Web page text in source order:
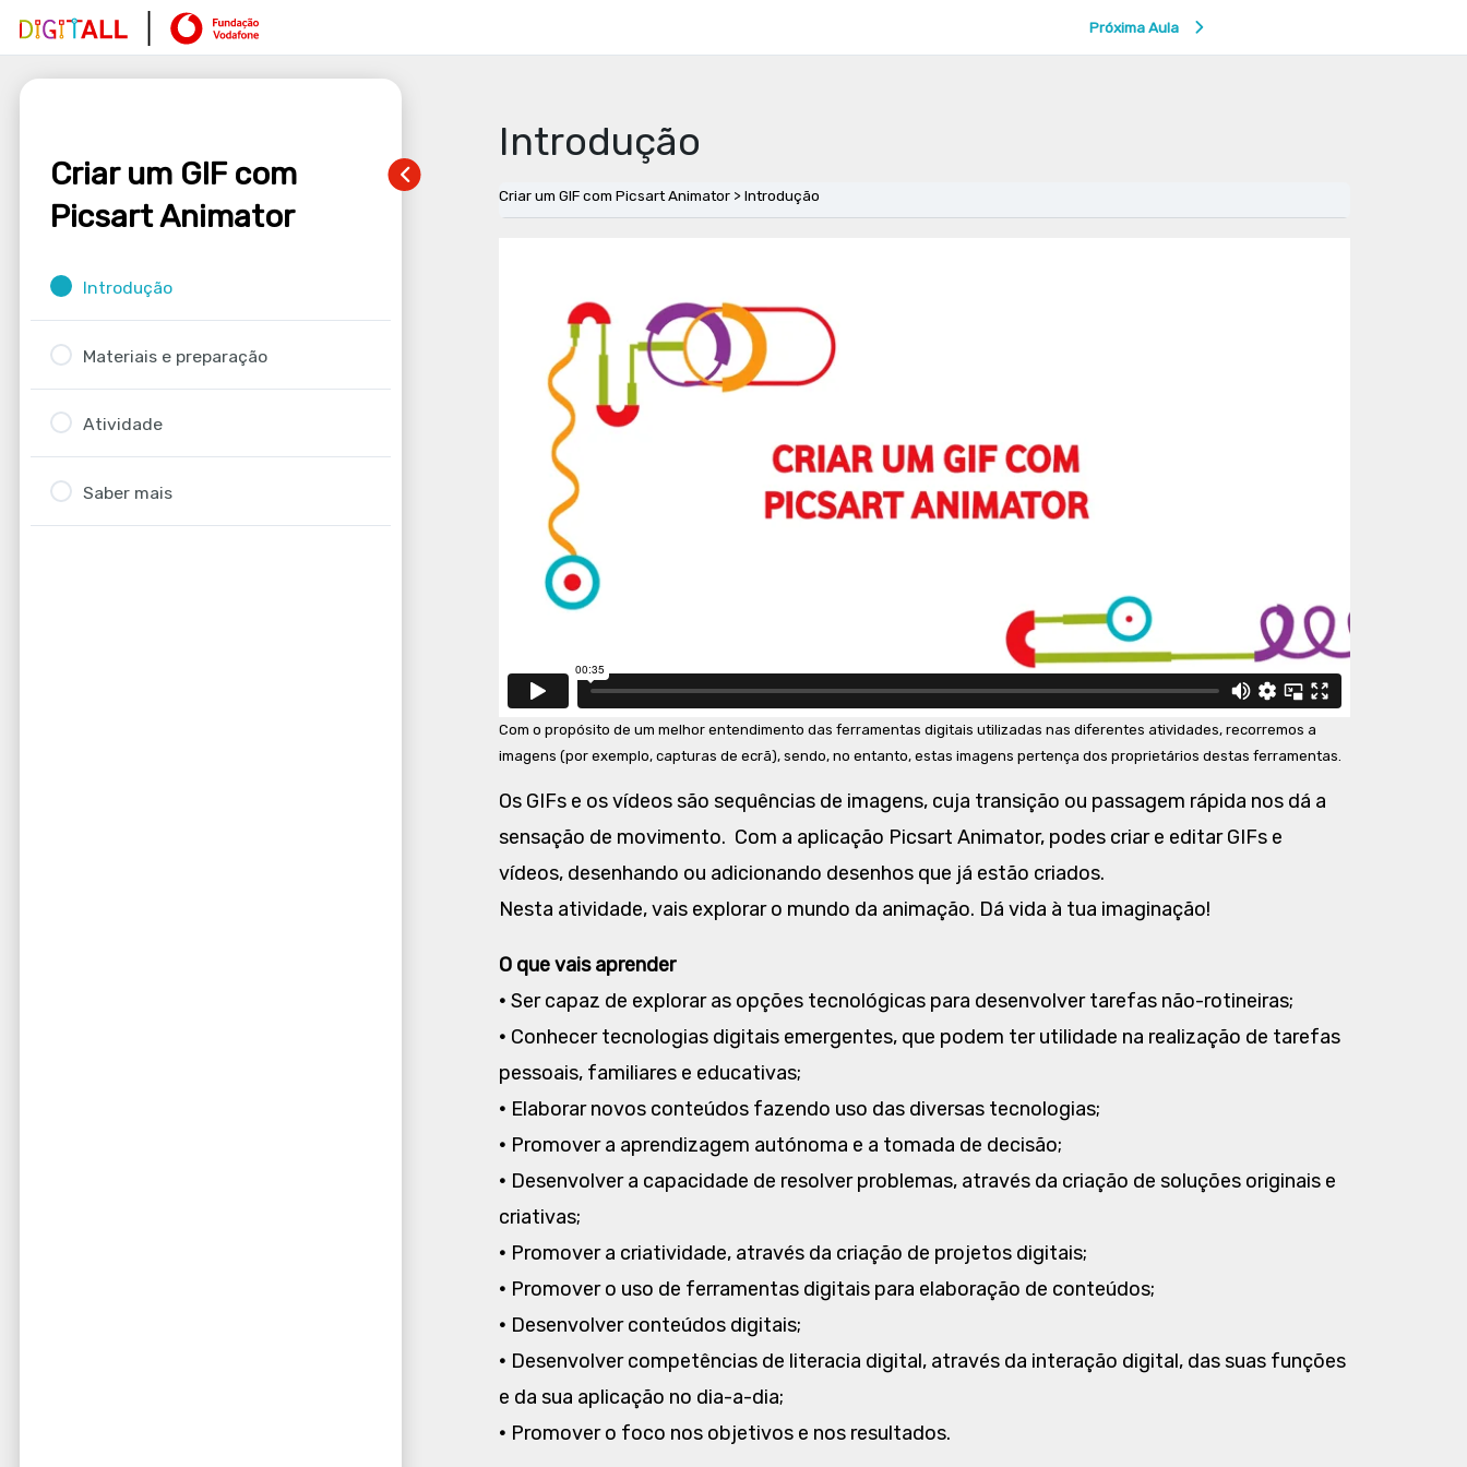
Criar um GIF com
Picsart Animator
Introdução
Materiais e preparação
Atividade
Saber mais
Próxima Aula
Introdução
Criar um GIF com Picsart Animator Introdução
Com o propósito de um melhor entendimento das ferramentas digitais utilizadas nas diferentes atividades, recorremos a
imagens (por exemplo, capturas de ecrã), sendo, no entanto, estas imagens pertença dos proprietários destas ferramentas.
Os GIFs e os vídeos são sequências de imagens, cuja transição ou passagem rápida nos dá a
sensação de movimento. Com a aplicação Picsart Animator, podes criar e editar GIFs e
vídeos, desenhando ou adicionando desenhos que já estão criados.
Nesta atividade, vais explorar o mundo da animação. Dá vida à tua imaginação!
O que vais aprender
• Ser capaz de explorar as opções tecnológicas para desenvolver tarefas não-rotineiras;
• Conhecer tecnologias digitais emergentes, que podem ter utilidade na realização de tarefas
pessoais, familiares e educativas;
• Elaborar novos conteúdos fazendo uso das diversas tecnologias;
• Promover a aprendizagem autónoma e a tomada de decisão;
• Desenvolver a capacidade de resolver problemas, através da criação de soluções originais e
criativas;
• Promover a criatividade, através da criação de projetos digitais;
• Promover o uso de ferramentas digitais para elaboração de conteúdos;
• Desenvolver conteúdos digitais;
• Desenvolver competências de literacia digital, através da interação digital, das suas funções
e da sua aplicação no dia-a-dia;
• Promover o foco nos objetivos e nos resultados.